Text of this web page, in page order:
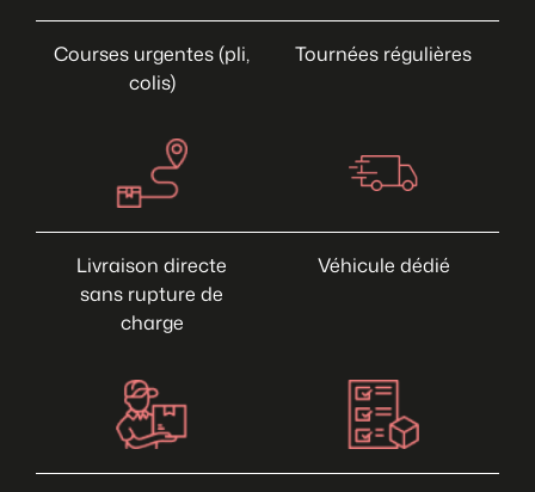
Courses urgentes (pli,
colis)
Tournées régulières
Livraison directe
sans rupture de
charge
Véhicule dédié